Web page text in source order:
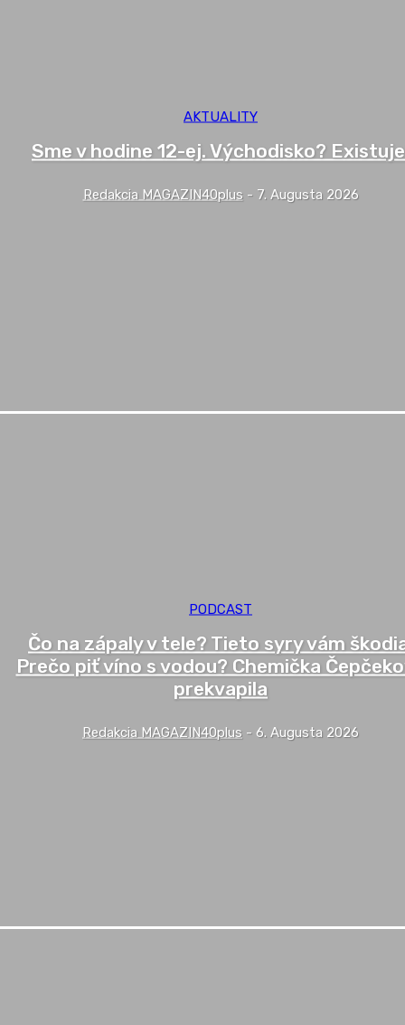
AKTUALITY
Sme v hodine 12-ej. Východisko?
Redakcia MAGAZIN40plus - 7. Augusta 2026
PODCAST
Čo na zápaly v tele? Tieto syry vám
Prečo piť víno s vodou? Chemička
prekvapila
Redakcia MAGAZIN40plus - 6. Augusta 2026